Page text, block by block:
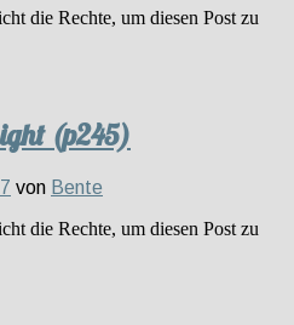
die Rechte, um diesen Post zu
(p245)
von Bente
die Rechte, um diesen Post zu